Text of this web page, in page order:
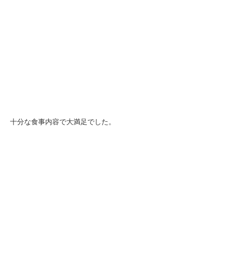
十分な食事内容で大満足でした。